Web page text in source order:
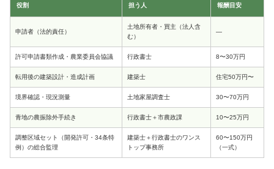
役割 担う人 報酬目安
申請者（法的責任）
土地所有者・買主（法人含
む）
―
許可申請書類作成・農業委員会協議 行政書士 8〜30万円
転用後の建築設計・造成計画 建築士 住宅50万円〜
境界確認・現況測量 土地家屋調査士 30〜70万円
青地の農振除外手続き 行政書士＋市農政課 10〜25万円
調整区域セット（開発許可・34条特
例）の総合監理
建築士＋行政書士のワンス
トップ事務所
60〜150万円
（一式）